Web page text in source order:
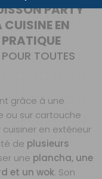
PARTY
EN
TOUTES
grâce à une
ou sur cartouche
en extérieur
de plusieurs
une plancha, une
et un wok. Son